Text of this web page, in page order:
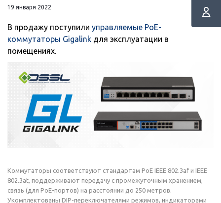
19 января 2022
В продажу поступили управляемые РоЕ-
коммутаторы Gigalink для эксплуатации в
помещениях.
Коммутаторы соответствуют стандартам PoE IEEE 802.3af и IEEE
802.3at, поддерживают передачу с промежуточным хранением,
связь (для РоЕ-портов) на расстоянии до 250 метров.
Укомплектованы DIP-переключателями режимов, индикаторами